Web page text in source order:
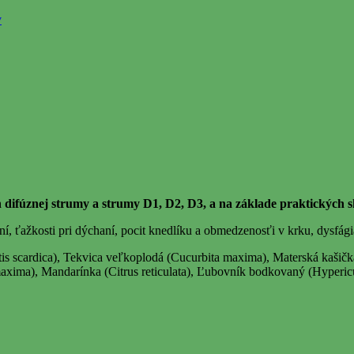
strumy a strumy D1, D2, D3, a na základe praktických
ťažkosti pri dýchaní, pocit knedlíku a obmedzenosťi v krku,
scardica), Tekvica veľkoplodá (Cucurbita maxima), Materská
Mandarínka (Citrus reticulata), Ľubovník bodkovaný